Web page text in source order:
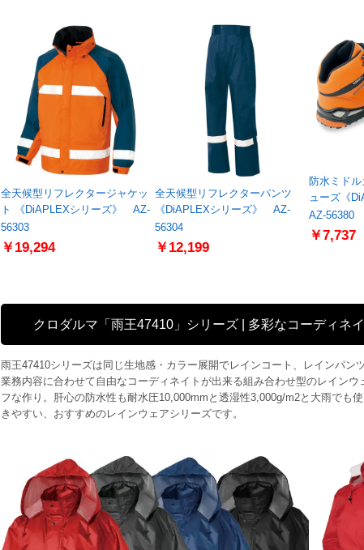
全天候型リフレクタージャケッ
ト 《DiAPLEXシリーズ》 AZ-
56303
￥19,294
全天候型リフレクターパンツ
《DiAPLEXシリーズ》 AZ-
56304
￥12,199
防水ミド
ューズ《
AZ-56380
￥7,737
クロダルマ「雨王47410」シリーズ | 多彩なコーディネ
雨王47410シリーズは同じ生地感・カラー展開でレインコート、レインパン
業務内容に合わせて自由なコーディネイトが出来る組み合わせ型のレイン
フな作り。肝心の防水性も耐水圧10,000mmと透湿性3,000g/m2と大雨でも
きやすい、おすすめのレインウェアシリーズです。